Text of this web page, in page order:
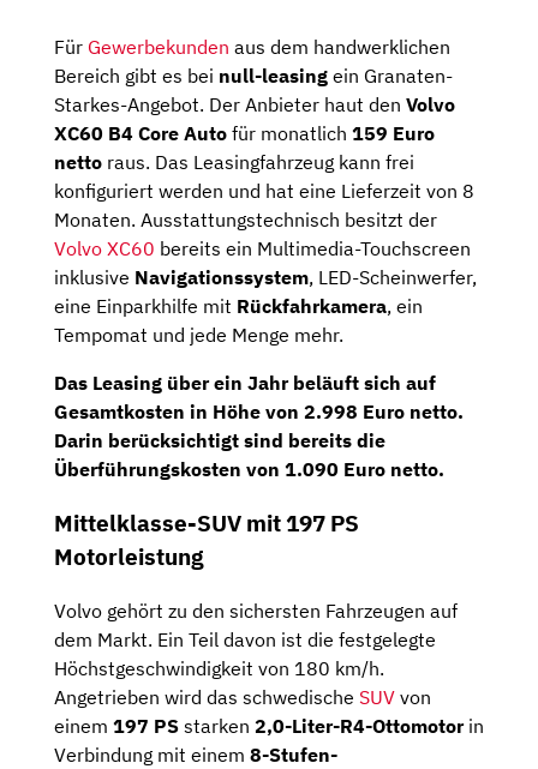
Für Gewerbekunden aus dem handwerklichen
Bereich gibt es bei null-leasing ein Granaten-
Starkes-Angebot. Der Anbieter haut den Volvo
XC60 B4 Core Auto für monatlich 159 Euro
netto raus. Das Leasingfahrzeug kann frei
konfiguriert werden und hat eine Lieferzeit von 8
Monaten. Ausstattungstechnisch besitzt der
Volvo XC60 bereits ein Multimedia-Touchscreen
inklusive Navigationssystem, LED-Scheinwerfer,
eine Einparkhilfe mit Rückfahrkamera, ein
Tempomat und jede Menge mehr.
Das Leasing über ein Jahr beläuft sich auf
Gesamtkosten in Höhe von 2.998 Euro netto.
Darin berücksichtigt sind bereits die
Überführungskosten von 1.090 Euro netto.
Mittelklasse-SUV mit 197 PS
Motorleistung
Volvo gehört zu den sichersten Fahrzeugen auf
dem Markt. Ein Teil davon ist die festgelegte
Höchstgeschwindigkeit von 180 km/h.
Angetrieben wird das schwedische SUV von
einem 197 PS starken 2,0-Liter-R4-Ottomotorin
Verbindung mit einem 8-Stufen-